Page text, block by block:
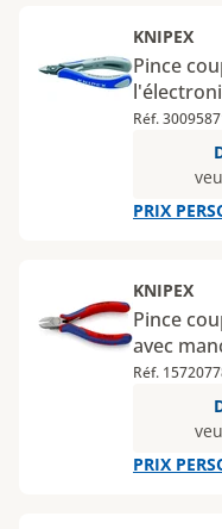
KNIPEX
Pince
avec
Réf.
PRIX
KNIPEX
Pince
avec
Réf.
PRIX